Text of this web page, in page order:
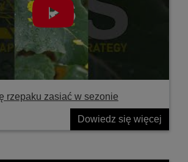
rzepaku zasiać w sezonie
Dowiedz się więcej